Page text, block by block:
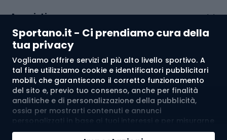
Sportano.it - Ci prendiamo cura della
tua privacy
Vogliamo offrire servizi al più alto livello sportivo. A
tal fine utilizziamo cookie e identificatori pubblicitari
mobili, che garantiscono il corretto funzionamento
del sito e, previo tuo consenso, anche per finalità
analitiche e di personalizzazione della pubblicità,
ossia per mostrarti contenuti e annunci
personalizzati in base ai tuoi interessi e per misurarne
l’efficacia. I cookie e gli identificatori pubblicitari
Acquisti
Servizio clienti
Regolamento
Chi siamo